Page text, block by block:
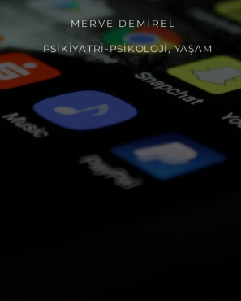
MERVE DEMIREL
PSIKIYATRI-PSIKOLOJI,YAŞAM